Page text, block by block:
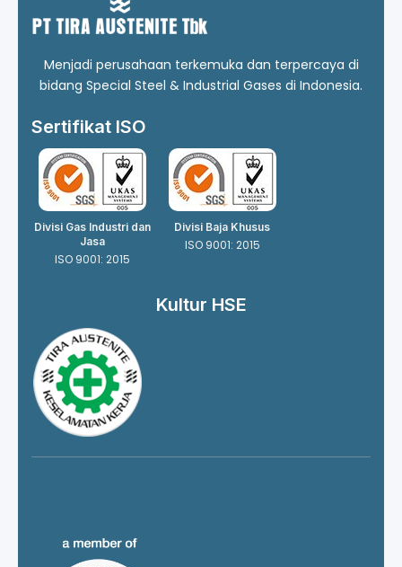
Menjadi perusahaan terkemuka dan terpercaya di
bidang Special Steel & Industrial Gases di Indonesia.
Sertifikat ISO
Divisi Gas Industri dan
Jasa
ISO 9001: 2015
Divisi Baja Khusus
ISO 9001: 2015
Kultur HSE